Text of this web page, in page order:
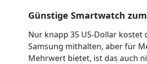
Günstige Smartwatch
Nur knapp 35 US-Dollar
Samsung mithalten, aber für
Mehrwert bietet, ist das auch